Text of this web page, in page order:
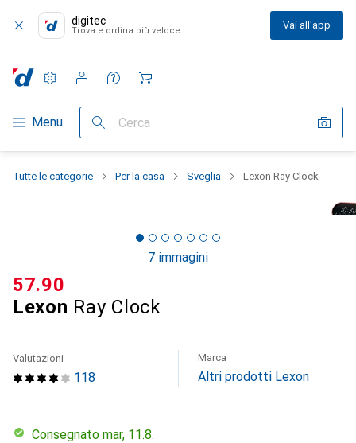
digitec
Trova e ordina più veloce Vai all'app
Categoria Navigazione
Menu Cerca
Impostazioni
Conto cliente
Liste di confronto
Liste dei desideri
Carrello
Tutte le categorie Per la casa Sveglia Lexon Ray Clock
7 immagini
Lexon Ray Clock
CHF
57.90
118
Valutazioni Marca
Altri prodotti Lexon
Consegnato mar, 11.8.